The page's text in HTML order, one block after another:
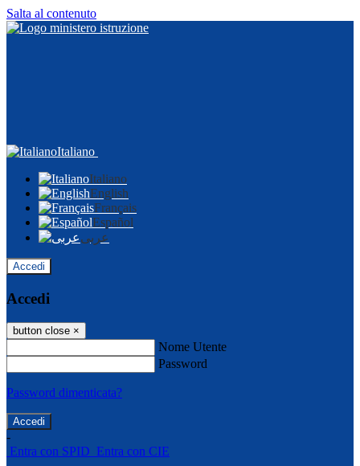
Salta al contenuto
Italiano
Italiano
English
Français
Español
عربى
Accedi
Accedi
button close ×
Nome Utente
Password
Password dimenticata?
-
Entra con SPID Entra con CIE